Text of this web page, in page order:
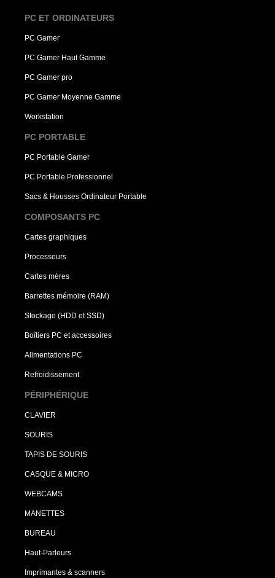
PC ET ORDINATEURS
PC Gamer
PC Gamer Haut Gamme
PC Gamer pro
PC Gamer Moyenne Gamme
Workstation
PC PORTABLE
PC Portable Gamer
PC Portable Professionnel
Sacs & Housses Ordinateur Portable
COMPOSANTS PC
Cartes graphiques
Processeurs
Cartes mères
Barrettes mémoire (RAM)
Stockage (HDD et SSD)
Boîtiers PC et accessoires
Alimentations PC
Refroidissement
PÉRIPHÉRIQUE
CLAVIER
SOURIS
TAPIS DE SOURIS
CASQUE & MICRO
WEBCAMS
MANETTES
BUREAU
Haut-Parleurs
Imprimantes & scanners